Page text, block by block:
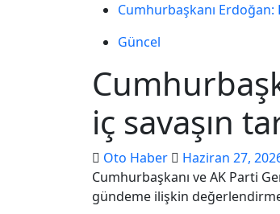
Cumhurbaşkanı Erdoğan:
Güncel
iç savaşın
Oto Haber Haziran 27,
Cumhurbaşkanı ve AK Parti
gündeme ilişkin